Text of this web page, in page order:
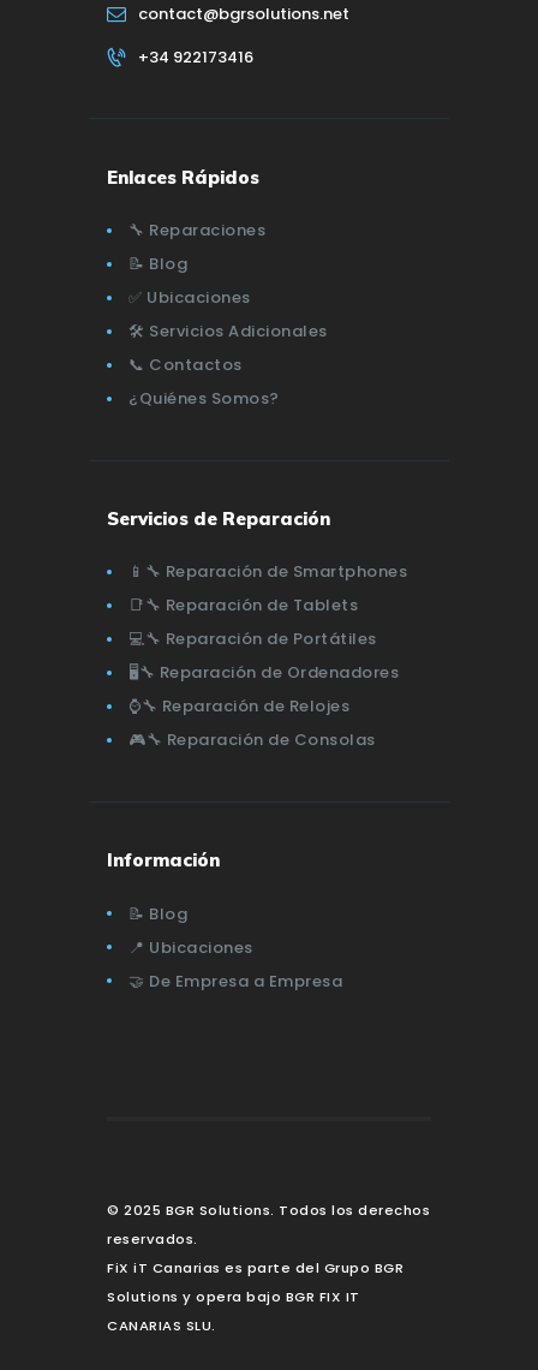
contact@bgrsolutions.net
+34 922173416
Enlaces Rápidos
🔧 Reparaciones
📝 Blog
✅ Ubicaciones
🛠️ Servicios Adicionales
📞 Contactos
¿Quiénes Somos?
Servicios de Reparación
📱🔧 Reparación de Smartphones
📑🔧 Reparación de Tablets
💻🔧 Reparación de Portátiles
🖥️🔧 Reparación de Ordenadores
⌚🔧 Reparación de Relojes
🎮🔧 Reparación de Consolas
Información
📝 Blog
📍 Ubicaciones
🤝 De Empresa a Empresa
© 2025 BGR Solutions. Todos los derechos
reservados.
FiX iT Canarias es parte del Grupo BGR
Solutions y opera bajo BGR FIX IT
CANARIAS SLU.